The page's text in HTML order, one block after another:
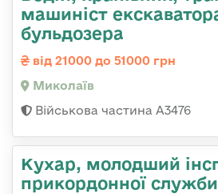
машиніст
бульдозера
від 21000 до 51000 грн
Миколаїв
Військова частина А3476
Кухар, молодший
прикордонної служби